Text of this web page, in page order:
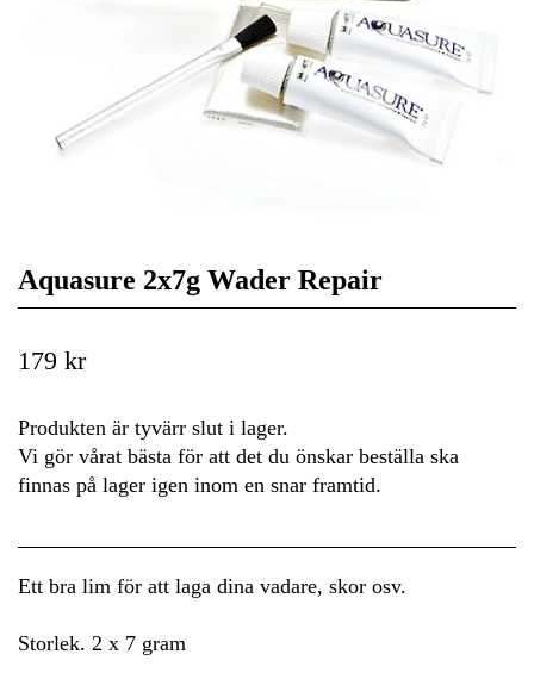
Aquasure 2x7g Wader Repair
179 kr
Produkten är tyvärr slut i lager.
Vi gör vårat bästa för att det du önskar beställa ska
finnas på lager igen inom en snar framtid.
Ett bra lim för att laga dina vadare, skor osv.
Storlek. 2 x 7 gram